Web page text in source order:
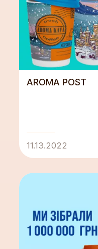
AROMA POST
11.13.2022